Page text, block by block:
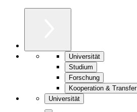
Universität
Studium
Forschung
Kooperation & Transfer
Universität